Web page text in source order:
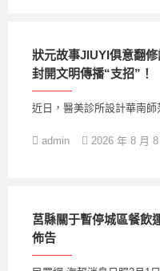
狀元故事JIUYI俱意翻
封開文明傳播“支招”！
近日，醫美診所設計華南師
admin 2026 年 8 月 8
莒縣關于暫停城區餐飲
佈告